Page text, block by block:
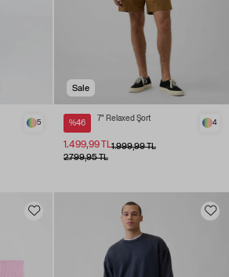
5
Sale
%46
7" Relaxed Şort
1.999,99 TL
1.499,99 TL
4
2.799,95 TL